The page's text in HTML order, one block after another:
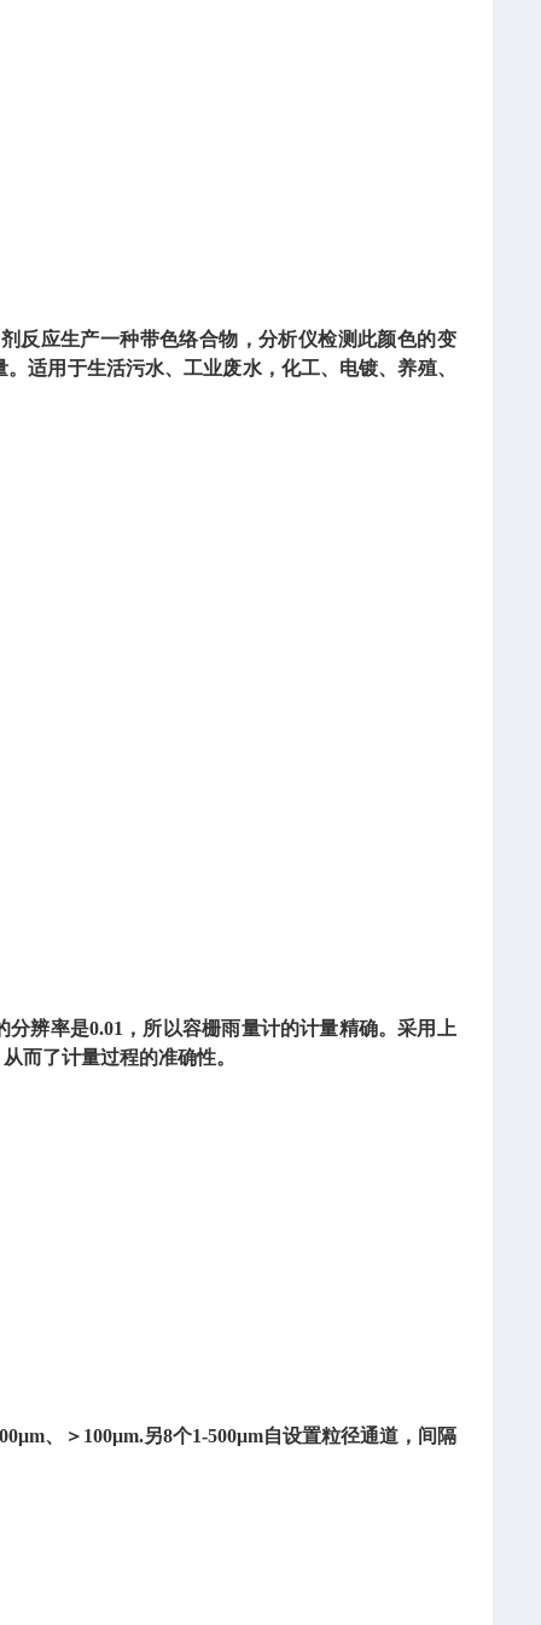
反应生产一种带色络合物，分析仪检测此颜色的变
适用于生活污水、工业废水，化工、电镀、养殖、
辨率是0.01，所以容栅雨量计的计量精确。采用上
而了计量过程的准确性。
、＞100μm.另8个1-500μm自设置粒径通道，间隔